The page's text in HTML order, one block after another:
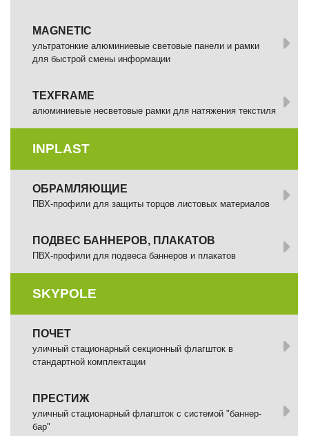
MAGNETIC
ультратонкие алюминиевые световые панели и рамки
для быстрой смены информации
TEXFRAME
алюминиевые несветовые рамки для натяжения текстиля
INPLAST
ОБРАМЛЯЮЩИЕ
ПВХ-профили для защиты торцов листовых материалов
ПОДВЕС БАННЕРОВ, ПЛАКАТОВ
ПВХ-профили для подвеса баннеров и плакатов
SKYPOLE
ПОЧЕТ
уличный стационарный секционный флагшток в
стандартной комплектации
ПРЕСТИЖ
уличный стационарный флагшток с системой "баннер-
бар"